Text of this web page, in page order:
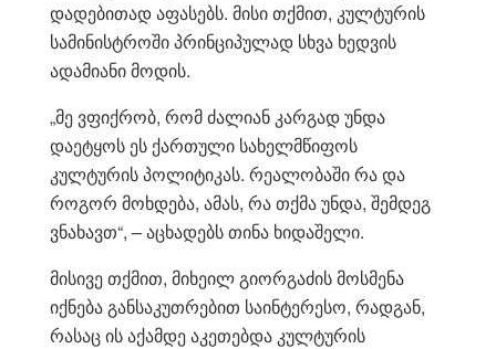
დადებითად აფასებს. მისი თქმით, კულტურის
სამინისტროში პრინციპულად სხვა ხედვის
ადამიანი მოდის.
„მე ვფიქრობ, რომ ძალიან კარგად უნდა
დაეტყოს ეს ქართული სახელმწიფოს
კულტურის პოლიტიკას. რეალობაში რა და
როგორ მოხდება, ამას, რა თქმა უნდა, შემდეგ
ვნახავთ“, – აცხადებს თინა ხიდაშელი.
მისივე თქმით, მიხეილ გიორგაძის მოსმენა
იქნება განსაკუთრებით საინტერესო, რადგან,
რასაც ის აქამდე აკეთებდა კულტურის